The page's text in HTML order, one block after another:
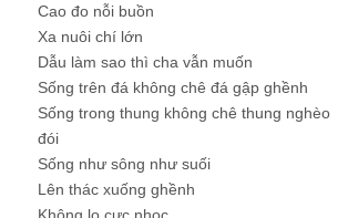
Cao đo nỗi buồn
Xa nuôi chí lớn
Dẫu làm sao thì cha vẫn muốn
Sống trên đá không chê đá gập ghềnh
Sống trong thung không chê thung nghèo
đói
Sống như sông như suối
Lên thác xuống ghềnh
Không lo cực nhọc